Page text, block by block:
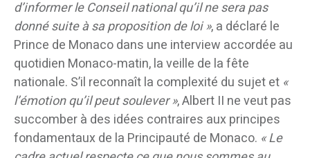
d’informer le Conseil national qu’il ne sera pas
donné suite à sa proposition de loi », a déclaré le
Prince de Monaco dans une interview accordée au
quotidien Monaco-matin, la veille de la fête
nationale. S’il reconnaît la complexité du sujet et «
l’émotion qu’il peut soulever », Albert II ne veut pas
succomber à des idées contraires aux principes
fondamentaux de la Principauté de Monaco. « Le